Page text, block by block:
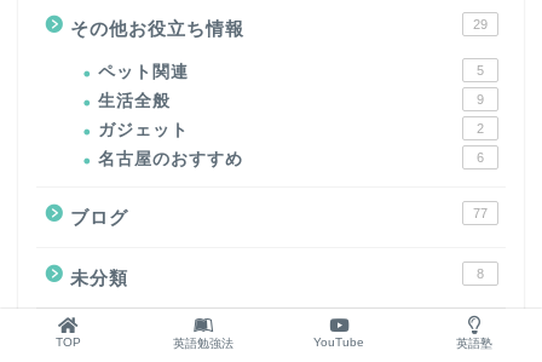
その他お役立ち情報 29
ペット関連 5
生活全般 9
ガジェット 2
名古屋のおすすめ 6
ブログ 77
未分類 8
札幌英語専門塾 2
TOP 英語勉強法 YouTube 英語塾